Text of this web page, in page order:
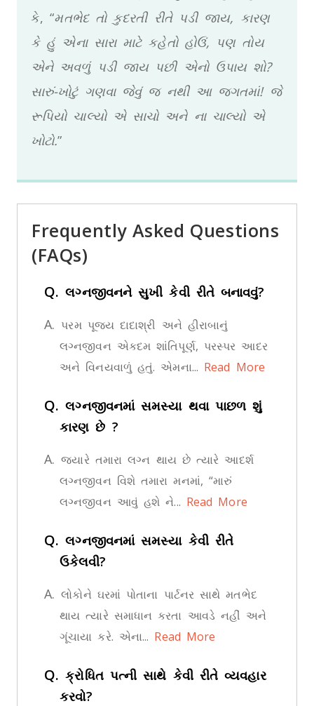
કે, “મતભેદ તો કુદરતી રીતે પડી જાય, કારણ
કે હું એના સારા માટે કહેતો હોઉં, પણ તોય
એને અવળું પડી જાય પછી એનો ઉપાય શો?
સારું-ખોટું ગણવા જેવું જ નથી આ જગતમાં! જે
રૂપિયો ચાલ્યો એ સાચો અને ના ચાલ્યો એ
ખોટો.”
Frequently Asked Questions
(FAQs)
Q.લગ્નજીવનને સુખી કેવી રીતે બનાવવું?
A. પરમ પૂજ્ય દાદાશ્રી અને હીરાબાનું
લગ્નજીવન એકદમ શાંતિપૂર્ણ, પરસ્પર આદર
અને વિનયવાળું હતું. એમના... Read More
Q.લગ્નજીવનમાં સમસ્યા થવા પાછળ શું
કારણ છે ?
A.જ્યારે તમારા લગ્ન થાય છે ત્યારે આદર્શ
લગ્નજીવન વિશે તમારા મનમાં, “મારું
લગ્નજીવન આવું હશે ને... Read More
Q.લગ્નજીવનમાં સમસ્યા કેવી રીતે
ઉકેલવી?
A.લોકોને ઘરમાં પોતાના પાર્ટનર સાથે મતભેદ
થાય ત્યારે સમાધાન કરતા આવડે નહીં અને
ગૂંચાયા કરે. એના... Read More
Q.ક્રોધિત પત્ની સાથે કેવી રીતે વ્યવહાર
કરવો?